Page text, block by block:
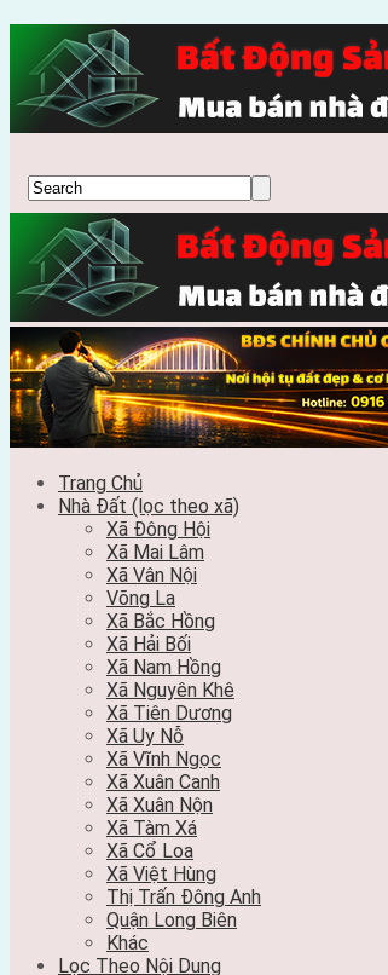
Trang Chủ
Nhà Đất (lọc theo xã)
Xã Đông Hội
Xã Mai Lâm
Xã Vân Nội
Võng La
Xã Bắc Hồng
Xã Hải Bối
Xã Nam Hồng
Xã Nguyên Khê
Xã Tiên Dương
Xã Uy Nỗ
Xã Vĩnh Ngọc
Xã Xuân Canh
Xã Xuân Nộn
Xã Tàm Xá
Xã Cổ Loa
Xã Việt Hùng
Thị Trấn Đông Anh
Quận Long Biên
Khác
Lọc Theo Nội Dung